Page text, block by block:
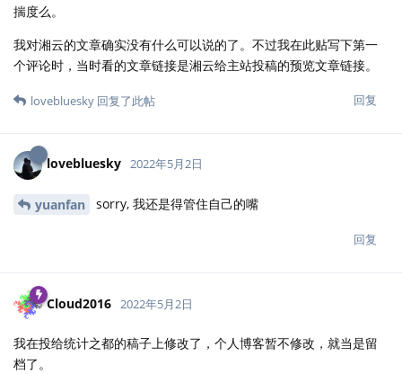
揣度么。
我对湘云的文章确实没有什么可以说的了。不过我在此贴写下第一
个评论时，当时看的文章链接是湘云给主站投稿的预览文章链接。
回复
lovebluesky 回复了此帖
lovebluesky 2022年5月2日
yuanfan sorry, 我还是得管住自己的嘴
回复
Cloud2016 2022年5月2日
我在投给统计之都的稿子上修改了，个人博客暂不修改，就当是留
档了。